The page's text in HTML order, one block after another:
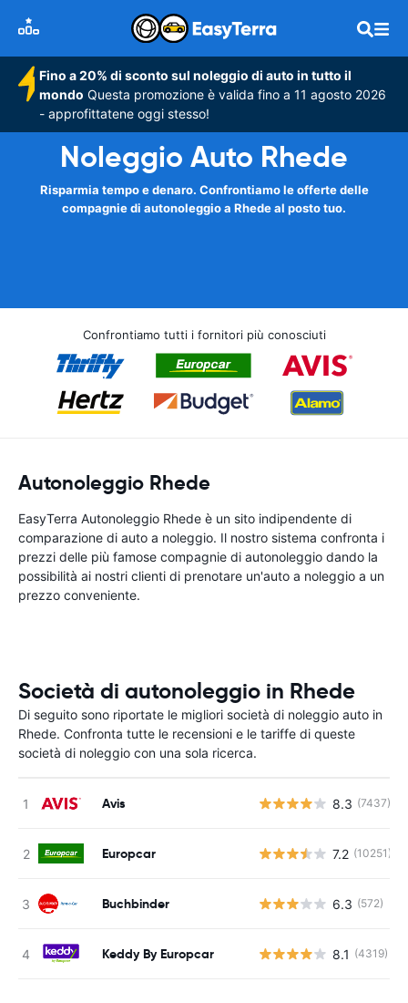
Fino a 20% di sconto sul noleggio di auto in tutto il
mondo Questa promozione è valida fino a 11 agosto 2026
- approfittatene oggi stesso!
Noleggio Auto Rhede
Risparmia tempo e denaro. Confrontiamo le offerte delle
compagnie di autonoleggio a Rhede al posto tuo.
Confrontiamo tutti i fornitori più conosciuti
Autonoleggio Rhede
EasyTerra Autonoleggio Rhede è un sito indipendente di
comparazione di auto a noleggio. Il nostro sistema confronta i
prezzi delle più famose compagnie di autonoleggio dando la
possibilità ai nostri clienti di prenotare un'auto a noleggio a un
prezzo conveniente.
Società di autonoleggio in Rhede
Di seguito sono riportate le migliori società di noleggio auto in
Rhede. Confronta tutte le recensioni e le tariffe di queste
società di noleggio con una sola ricerca.
Avis 8.3 (7437)
Europcar 7.2 (10251)
Buchbinder 6.3 (572)
Keddy By Europcar 8.1 (4319)